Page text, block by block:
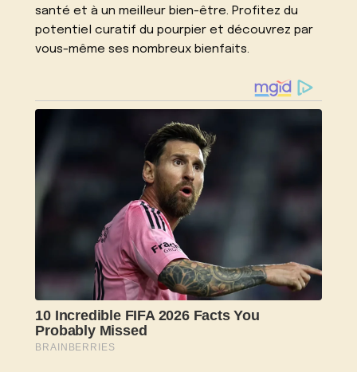
santé et à un meilleur bien-être. Profitez du
potentiel curatif du pourpier et découvrez par
vous-même ses nombreux bienfaits.